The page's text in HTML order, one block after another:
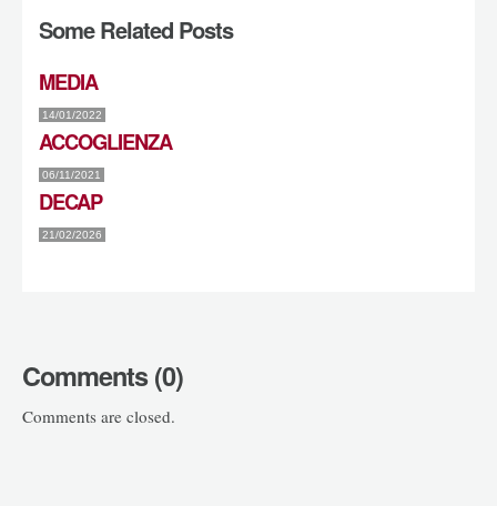
Some Related Posts
MEDIA
14/01/2022
ACCOGLIENZA
06/11/2021
DECAP
21/02/2026
Comments (0)
Comments are closed.